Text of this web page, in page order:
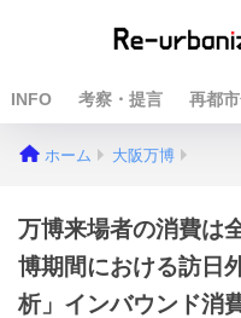
INFO 考察・提言 再都
ホーム 大阪万博
万博来場者の消費は
博期間における訪日
析」インバウンド消